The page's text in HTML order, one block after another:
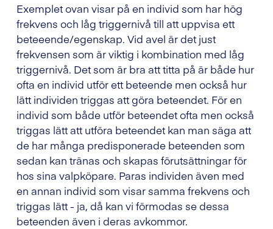
Exemplet ovan visar på en individ som har hög
frekvens och låg triggernivå till att uppvisa ett
beteeende/egenskap. Vid avel är det just
frekvensen som är viktig i kombination med låg
triggernivå. Det som är bra att titta på är både hur
ofta en individ utför ett beteende men också hur
lätt individen triggas att göra beteendet. För en
individ som både utför beteendet ofta men också
triggas lätt att utföra beteendet kan man säga att
de har många predisponerade beteenden som
sedan kan tränas och skapas förutsättningar för
hos sina valpköpare. Paras individen även med
en annan individ som visar samma frekvens och
triggas lätt - ja, då kan vi förmodas se dessa
beteenden även i deras avkommor.